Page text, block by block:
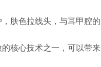
肤色拉线头，与耳甲腔的
核心技术之一，可以带来